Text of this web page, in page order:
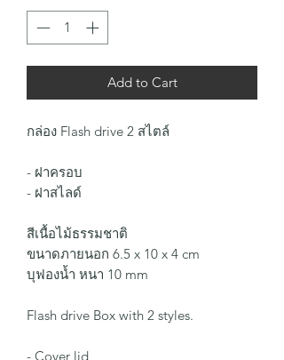
Add to Cart
กล่อง Flash drive 2 สไตล์
- ฝาครอบ
- ฝาสไลด์
สีเนื้อไม้ธรรมชาติ
ขนาดภายนอก 6.5 x 10 x 4 cm
บุฟองน้ำ หนา 10 mm
Flash drive Box with 2 styles.
- Cover lid